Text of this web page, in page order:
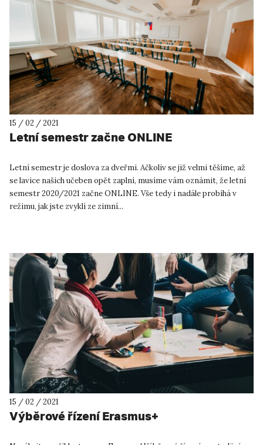
15 / 02 / 2021
Letní semestr začne ONLINE
Letní semestr je doslova za dveřmi. Ačkoliv se již velmi těšíme, až
se lavice našich učeben opět zaplní, musíme vám oznámit, že letní
semestr 2020/2021 začne ONLINE. Vše tedy i nadále probíhá v
režimu, jak jste zvyklí ze zimní...
15 / 02 / 2021
Výběrové řízení Erasmus+